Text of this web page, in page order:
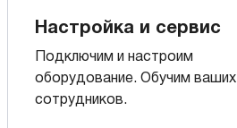
Настройка и сервис
Подключим и настроим
оборудование. Обучим ваших
сотрудников.